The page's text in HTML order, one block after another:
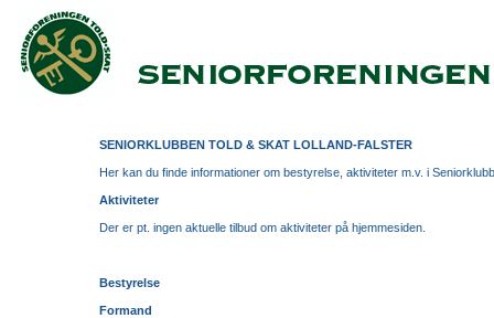
SENIORKLUBBEN TOLD & SKAT LOLLAND-FALSTER
Her kan du finde informationer om bestyrelse, aktiviteter m.v. i
Aktiviteter
Der er pt. ingen aktuelle tilbud om aktiviteter på hjemmesiden.
Bestyrelse
Formand